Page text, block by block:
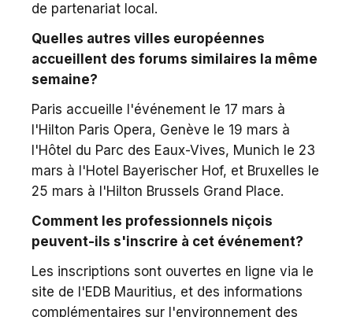
de partenariat local.
Quelles autres villes européennes
accueillent des forums similaires la même
semaine?
Paris accueille l'événement le 17 mars à
l'Hilton Paris Opera, Genève le 19 mars à
l'Hôtel du Parc des Eaux-Vives, Munich le 23
mars à l'Hotel Bayerischer Hof, et Bruxelles le
25 mars à l'Hilton Brussels Grand Place.
Comment les professionnels niçois
peuvent-ils s'inscrire à cet événement?
Les inscriptions sont ouvertes en ligne via le
site de l'EDB Mauritius, et des informations
complémentaires sur l'environnement des